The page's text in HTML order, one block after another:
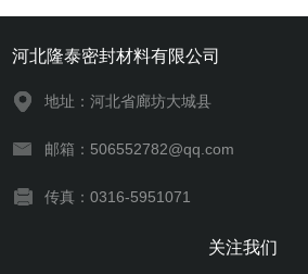
河北隆泰密封材料有限公司
地址：河北省廊坊大城县
邮箱：506552782@qq.com
传真：0316-5951071
关注我们